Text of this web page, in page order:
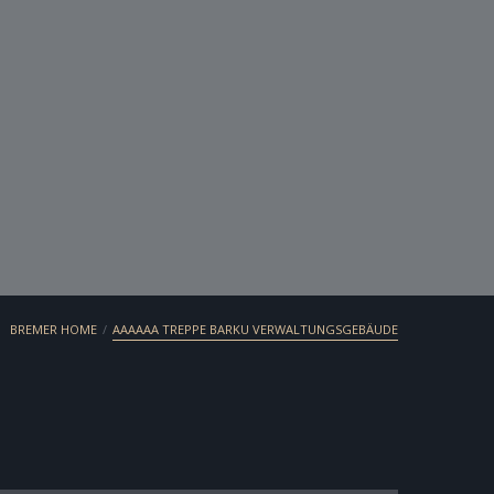
BREMER HOME / AAAAAA TREPPE BARKU VERWALTUNGSGEBÄUDE